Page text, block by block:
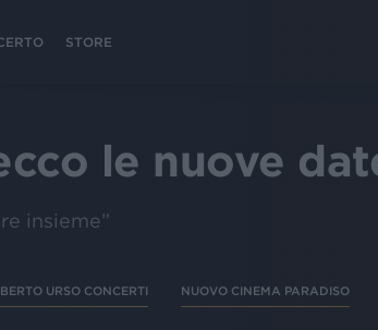
STORE
le nuove
insieme”
URSO CONCERTI NUOVO CINEMA PARADISO